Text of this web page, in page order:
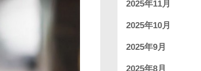
2025年11月
2025年10月
2025年9月
2025年8月